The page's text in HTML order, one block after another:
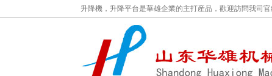
升降機，升降平台是華雄企業的主打産品，歡迎訪問我司